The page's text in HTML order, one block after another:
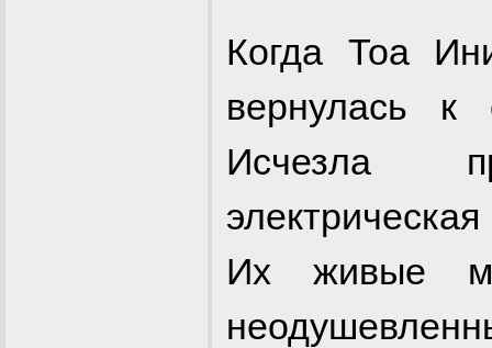
Когда Тоа
вернулась
Исчезла
Их живые